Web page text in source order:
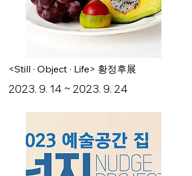
<Still · Object · Life> 황정후展
2023. 9. 14 ~ 2023. 9. 24